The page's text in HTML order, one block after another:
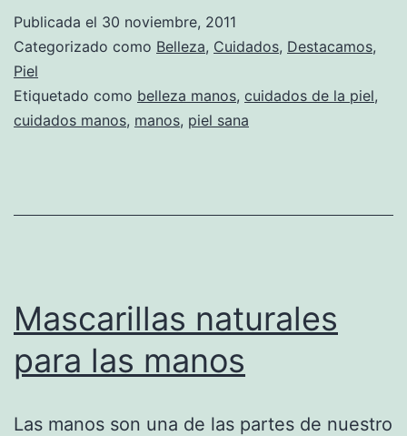
Publicada el 30 noviembre, 2011
Categorizado como Belleza, Cuidados, Destacamos,
Piel
Etiquetado como belleza manos, cuidados de la piel,
cuidados manos, manos, piel sana
Mascarillas naturales
para las manos
Las manos son una de las partes de nuestro